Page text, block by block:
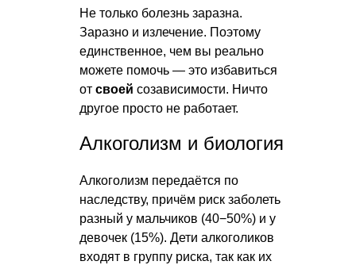
Не только болезнь заразна.
Заразно и излечение. Поэтому
единственное, чем вы реально
можете помочь — это избавиться
от своей созависимости. Ничто
другое просто не работает.
Алкоголизм и биология
Алкоголизм передаётся по
наследству, причём риск заболеть
разный у мальчиков (40−50%) и у
девочек (15%). Дети алкоголиков
входят в группу риска, так как их